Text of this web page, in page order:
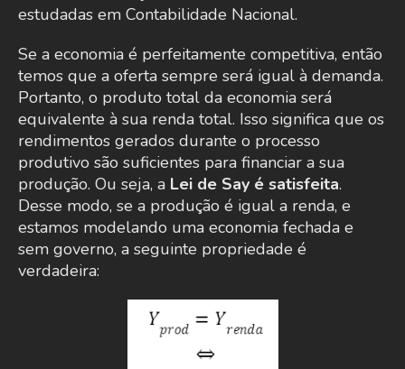
estudadas em Contabilidade Nacional.
Se a economia é perfeitamente competitiva, então
temos que a oferta sempre será igual à demanda.
Portanto, o produto total da economia será
equivalente à sua renda total. Isso significa que os
rendimentos gerados durante o processo
produtivo são suficientes para financiar a sua
produção. Ou seja, a Lei de Say é satisfeita.
Desse modo, se a produção é igual a renda, e
estamos modelando uma economia fechada e
sem governo, a seguinte propriedade é
verdadeira: